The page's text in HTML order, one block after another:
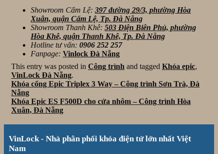
Showroom Cẩm Lệ: 397 đường 29/3, phường Hòa
Xuân, quận Cẩm Lệ, Tp. Đà Nẵng
Showroom Thanh Khê: 503 Điện Biên Phủ, phường
Hòa Khê, quận Thanh Khê, Tp. Đà Nẵng
Hotline tư vấn: 0906 252 257
Fanpage: Vinlock Đà Nẵng
This entry was posted in Công trình and tagged Khóa epic,
VinLock Đà Nẵng.
Khóa cổng Epic Triplex 3 Way – Công trình Sơn Trà, Đà
Nẵng
Khóa Epic ES F500D cho cửa nhôm – Công trình Hòa
Xuân, Đà Nẵng
VinLock - Nhà phân phối khóa điện tử lớn nhất Việt
Nam